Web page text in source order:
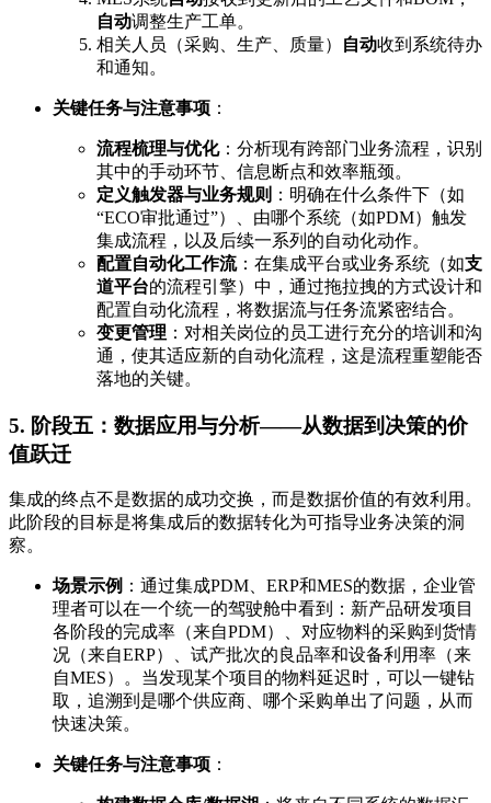
自动调整生产工单。
相关人员（采购、生产、质量）
自动收到系统待办
和通知。
关键任务与注意事项 ：
流程梳理与优化：分析现有跨部门业务流程，识别
其中的手动环节、信息断点和效率瓶颈。
定义触发器与业务规则 ：明确在什么条件下（如
“ECO审批通过”）、由哪个系统（如PDM）触发
集成流程，以及后续一系列的自动化动作。
配置自动化工作流：在集成平台或业务系统（如支
道平台的流程引擎）中，通过拖拉拽的方式设计和
配置自动化流程，将数据流与任务流紧密结合。
变更管理 ：对相关岗位的员工进行充分的培训和沟
通，使其适应新的自动化流程，这是流程重塑能否
落地的关键。
5. 阶段五：数据应用与分析——从数据到决策的价
值跃迁
集成的终点不是数据的成功交换，而是数据价值的有效利用。
此阶段的目标是将集成后的数据转化为可指导业务决策的洞
察。
场景示例 ：通过集成PDM、ERP和MES的数据，企业管
理者可以在一个统一的驾驶舱中看到：新产品研发项目
各阶段的完成率（来自PDM）、对应物料的采购到货情
况（来自ERP）、试产批次的良品率和设备利用率（来
自MES）。当发现某个项目的物料延迟时，可以一键钻
取，追溯到是哪个供应商、哪个采购单出了问题，从而
快速决策。
关键任务与注意事项 ：